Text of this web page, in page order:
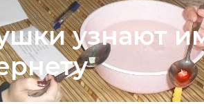
узнают